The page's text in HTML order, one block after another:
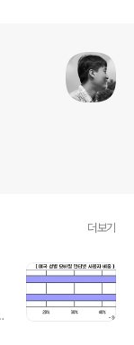
더보기